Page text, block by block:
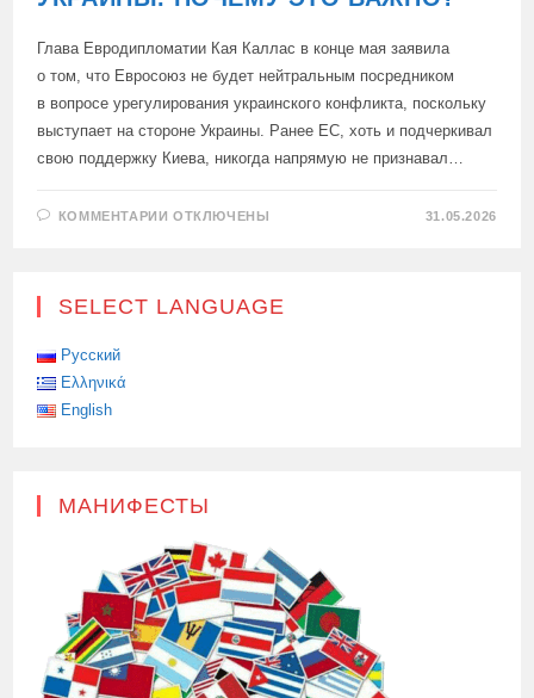
Глава Евродипломатии Кая Каллас в конце мая заявила
о том, что Евросоюз не будет нейтральным посредником
в вопросе урегулирования украинского конфликта, поскольку
выступает на стороне Украины. Ранее ЕС, хоть и подчеркивал
свою поддержку Киева, никогда напрямую не признавал…
КОММЕНТАРИИ К
НЕЙТРАЛИТЕТА
ОТКЛЮЧЕНЫ 31.05.2026
SELECT LANGUAGE
Русский
Ελληνικά
English
МАНИФЕСТЫ